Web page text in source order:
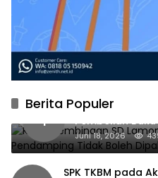
Berita Populer
1
Kabid
Pembelian
Dipaksakan
Juni 18, 2026
SPK TKBM pada